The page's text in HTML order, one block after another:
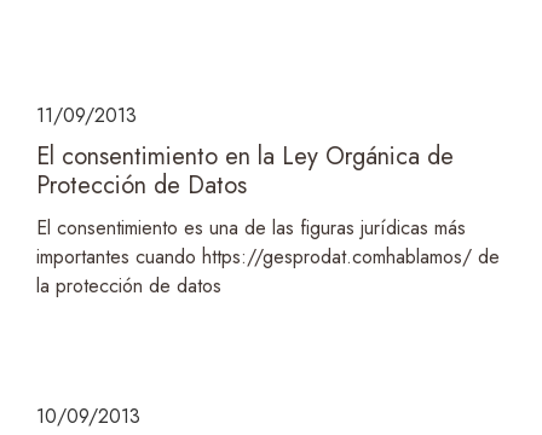
11/09/2013
El consentimiento en la Ley Orgánica de
Protección de Datos
El consentimiento es una de las figuras jurídicas más
importantes cuando https://gesprodat.comhablamos/ de
la protección de datos
10/09/2013